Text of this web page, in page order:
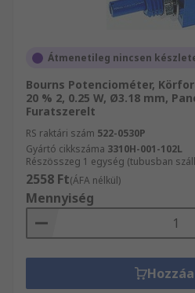
Átmenetileg nincsen
Bourns Potenciométer,
20 % 2, 0.25 W, Ø3.18 mm,
Furatszerelt
RS raktári szám 522-0530P
Gyártó cikkszáma 3310H-001-102L
Részösszeg 1 egység (tubusban
2558 Ft(ÁFA nélkül)
Mennyiség